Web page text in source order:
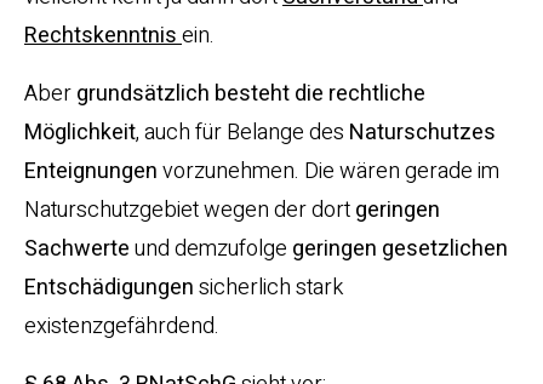
Rechtskenntnisein.
Abergrundsätzlich besteht die rechtliche
Möglichkeit, auch für Belange des Naturschutzes
Enteignungenvorzunehmen. Die wären gerade im
Naturschutzgebiet wegen der dortgeringen
Sachwerteund demzufolge geringen gesetzlichen
Entschädigungensicherlich stark
existenzgefährdend.